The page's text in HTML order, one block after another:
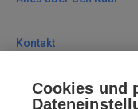
Kontakt
Kontaktieren Sie
Cookies und